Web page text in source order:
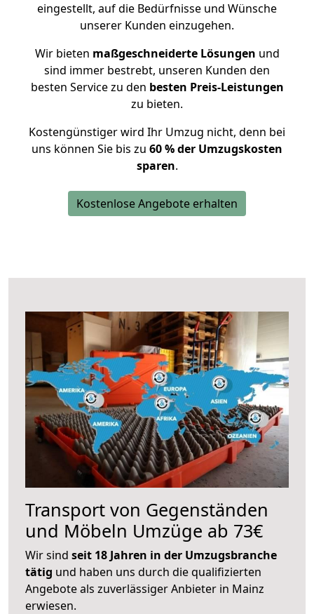
eingestellt, auf die Bedürfnisse und Wünsche
unserer Kunden einzugehen.
Wir bieten maßgeschneiderte Lösungen und
sind immer bestrebt, unseren Kunden den
besten Service zu den besten Preis-Leistungen
zu bieten.
Kostengünstiger wird Ihr Umzug nicht, denn bei
uns können Sie bis zu 60 % der Umzugskosten
sparen.
Kostenlose Angebote erhalten
Transport von Gegenständen
und Möbeln Umzüge ab 73€
Wir sind seit 18 Jahren in der Umzugsbranche
tätig und haben uns durch die qualifizierten
Angebote als zuverlässiger Anbieter in Mainz
erwiesen.